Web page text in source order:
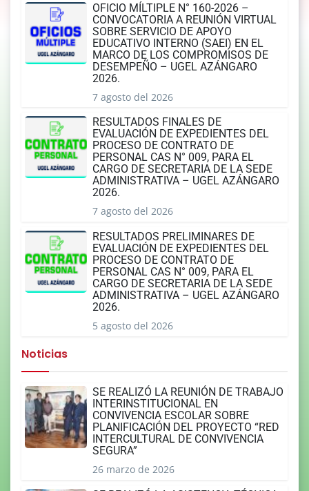
OFICIO MÍLTIPLE N° 160-2026 –
CONVOCATORIA A REUNIÓN VIRTUAL
SOBRE SERVICIO DE APOYO
EDUCATIVO INTERNO (SAEI) EN EL
MARCO DE LOS COMPROMISOS DE
DESEMPEÑO – UGEL AZÁNGARO
2026.
7 agosto del 2026
RESULTADOS FINALES DE
EVALUACIÓN DE EXPEDIENTES DEL
PROCESO DE CONTRATO DE
PERSONAL CAS N° 009, PARA EL
CARGO DE SECRETARIA DE LA SEDE
ADMINISTRATIVA – UGEL AZÁNGARO
2026.
7 agosto del 2026
RESULTADOS PRELIMINARES DE
EVALUACIÓN DE EXPEDIENTES DEL
PROCESO DE CONTRATO DE
PERSONAL CAS N° 009, PARA EL
CARGO DE SECRETARIA DE LA SEDE
ADMINISTRATIVA – UGEL AZÁNGARO
2026.
5 agosto del 2026
Noticias
SE REALIZÓ LA REUNIÓN DE TRABAJO
INTERINSTITUCIONAL EN
CONVIVENCIA ESCOLAR SOBRE
PLANIFICACIÓN DEL PROYECTO “RED
INTERCULTURAL DE CONVIVENCIA
SEGURA”
26 marzo de 2026